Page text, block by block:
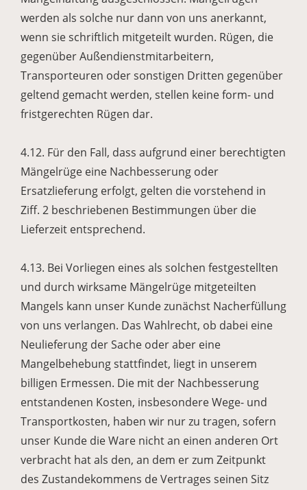
werden als solche nur dann von uns anerkannt,
wenn sie schriftlich mitgeteilt wurden. Rügen, die
gegenüber Außendienstmitarbeitern,
Transporteuren oder sonstigen Dritten gegenüber
geltend gemacht werden, stellen keine form- und
fristgerechten Rügen dar.
4.12. Für den Fall, dass aufgrund einer berechtigten
Mängelrüge eine Nachbesserung oder
Ersatzlieferung erfolgt, gelten die vorstehend in
Ziff. 2 beschriebenen Bestimmungen über die
Lieferzeit entsprechend.
4.13. Bei Vorliegen eines als solchen festgestellten
und durch wirksame Mängelrüge mitgeteilten
Mangels kann unser Kunde zunächst Nacherfüllung
von uns verlangen. Das Wahlrecht, ob dabei eine
Neulieferung der Sache oder aber eine
Mangelbehebung stattfindet, liegt in unserem
billigen Ermessen. Die mit der Nachbesserung
entstandenen Kosten, insbesondere Wege- und
Transportkosten, haben wir nur zu tragen, sofern
unser Kunde die Ware nicht an einen anderen Ort
verbracht hat als den, an dem er zum Zeitpunkt
des Zustandekommens de Vertrages seinen Sitz